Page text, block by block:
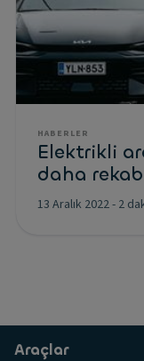
HABERLER
Elektrikli
daha
13 Aralık 2022- 2
Araçlar